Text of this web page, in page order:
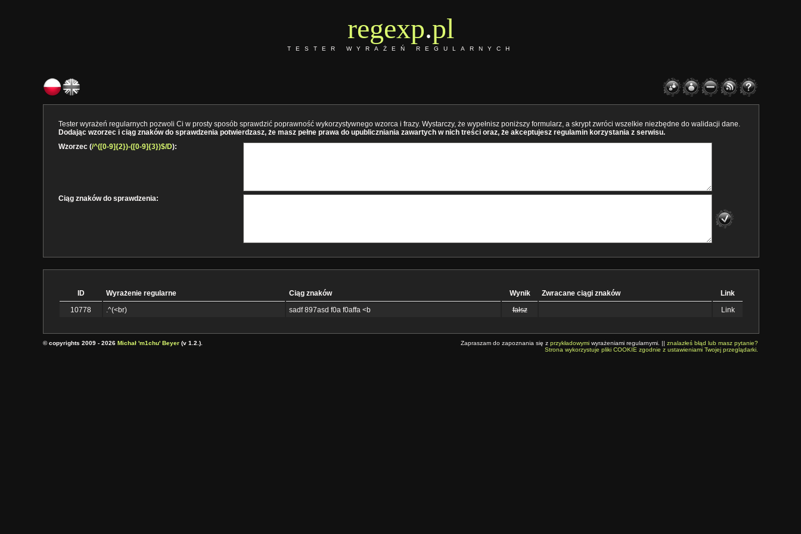
regexp.pl
TESTER WYRAŻEŃ REGULARNYCH
Tester wyrażeń regularnych pozwoli Ci w prosty sposób sprawdzić poprawność wykorzystywnego wzorca i frazy. Wystarczy, że wypełnisz poniższy formularz, a skrypt zwróci wszelkie niezbędne do walidacji dane.
Dodając wzorzec i ciąg znaków do sprawdzenia potwierdzasz, że masz pełne prawa do upubliczniania zawartych w nich treści oraz, że akceptujesz regulamin korzystania z serwisu.
Wzorzec (/^([0-9]{2})-([0-9]{3})$/D):
Ciąg znaków do sprawdzenia:
ID Wyrażenie regularne Ciąg znaków Wynik Zwracane ciągi znaków
Link
10778
.^(<br) sadf 897asd f0a f0affa <b fałsz Link
© copyrights 2009 - 2026 Michał 'm1chu' Beyer (v 1.2.). Zapraszam do zapoznania się z przykładowymi wyrażeniami regularnymi. || znalazłeś błąd lub masz pytanie?
Strona wykorzystuje pliki COOKIE zgodnie z ustawieniami Twojej przeglądarki.